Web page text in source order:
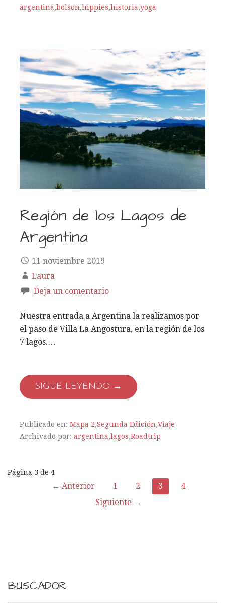
argentina,bolson,hippies,historia,yoga
Región de los Lagos de
Argentina
11 noviembre 2019
Laura
Deja un comentario
Nuestra entrada a Argentina la realizamos por
el paso de Villa La Angostura, en la región de los
7 lagos.…
SIGUE LEYENDO →
Publicado en: Mapa 2,Segunda Edición,Viaje
Archivado por: argentina,lagos,Roadtrip
g
Página 3 de 4
← Anterior 1 2 3
4
Siguiente →
BUSCADOR